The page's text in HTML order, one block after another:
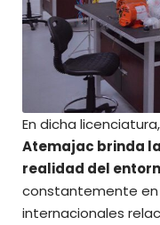
En dicha licenciatura,
Atemajac brinda
realidad del
constantemente en
internacionales